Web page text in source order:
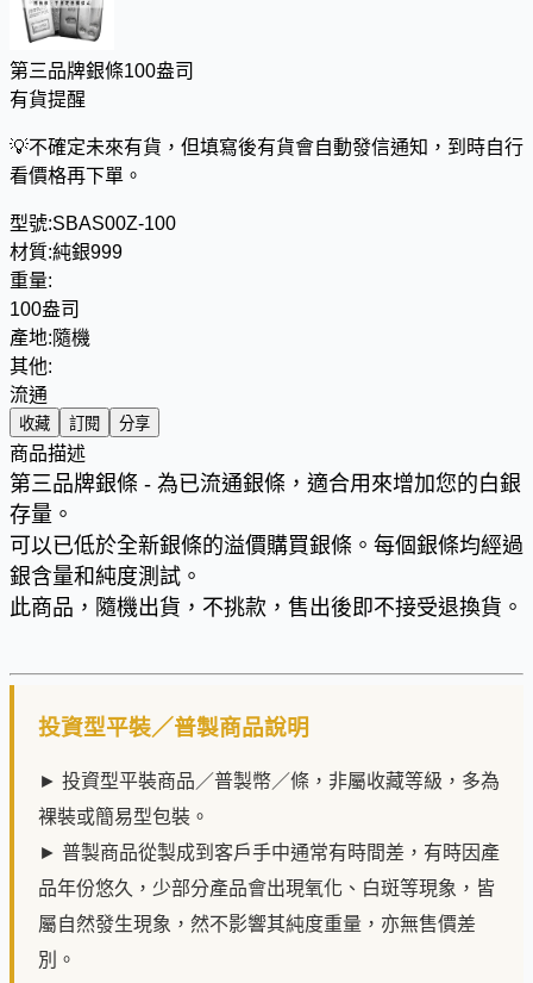
第三品牌銀條100盎司
有貨提醒
💡不確定未來有貨，但填寫後有貨會自動發信通知，到時自行
看價格再下單。
型號:SBAS00Z-100
材質:純銀999
重量:
100盎司
產地:隨機
其他:
流通
收藏 訂閱 分享
商品描述
第三品牌銀條 - 為已流通銀條，適合用來增加您的白銀
存量。
可以已低於全新銀條的溢價購買銀條。每個銀條均經過
銀含量和純度測試。
此商品，隨機出貨，不挑款，售出後即不接受退換貨。
投資型平裝／普製商品說明
► 投資型平裝商品／普製幣／條，非屬收藏等級，多為
裸裝或簡易型包裝。
► 普製商品從製成到客戶手中通常有時間差，有時因產
品年份悠久，少部分產品會出現氧化、白斑等現象，皆
屬自然發生現象，然不影響其純度重量，亦無售價差
別。